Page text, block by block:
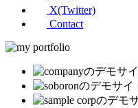
X(Twitter)
Contact